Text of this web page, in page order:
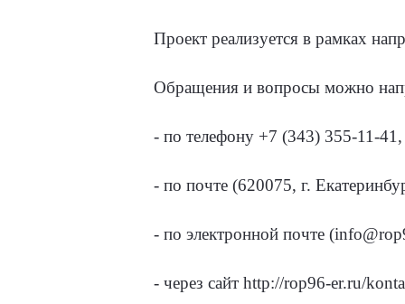
Проект реализуется в рамках
Обращения и вопросы можно
- по телефону +7 (343) 355-11-
- по почте (620075, г.
- по электронной почте
- через сайт http://rop96-er.ru/